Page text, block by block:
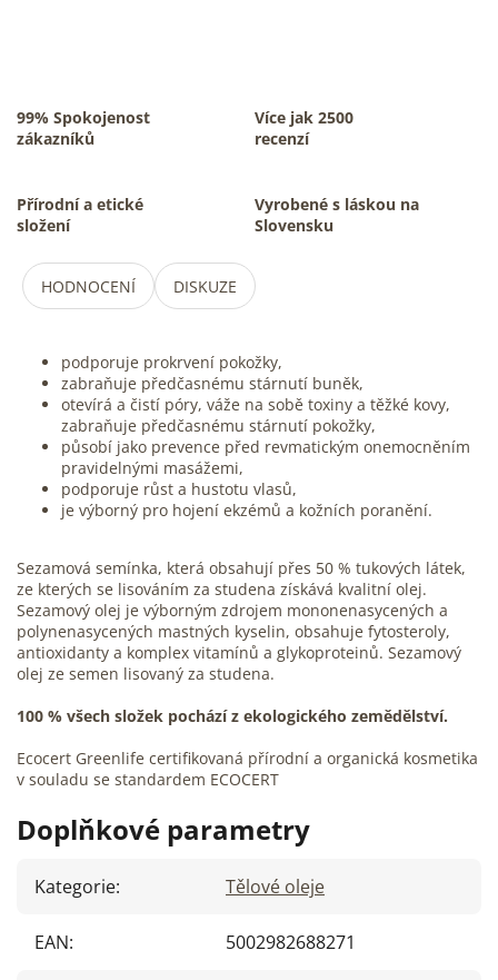
99% Spokojenost
zákazníků
Více jak 2500
recenzí
Přírodní a etické
složení
Vyrobené s láskou na
Slovensku
HODNOCENÍ DISKUZE
podporuje prokrvení pokožky,
zabraňuje předčasnému stárnutí buněk,
otevírá a čistí póry, váže na sobě toxiny a těžké kovy,
zabraňuje předčasnému stárnutí pokožky,
působí jako prevence před revmatickým onemocněním
pravidelnými masážemi,
podporuje růst a hustotu vlasů,
je výborný pro hojení ekzémů a kožních poranění.
Sezamová semínka, která obsahují přes 50 % tukových látek,
ze kterých se lisováním za studena získává kvalitní olej.
Sezamový olej je výborným zdrojem mononenasycených a
polynenasycených mastných kyselin, obsahuje fytosteroly,
antioxidanty a komplex vitamínů a glykoproteinů. Sezamový
olej ze semen lisovaný za studena.
100 % všech složek pochází z ekologického zemědělství.
Ecocert Greenlife certifikovaná přírodní a organická kosmetika
v souladu se standardem ECOCERT
Doplňkové parametry
Kategorie: Tělové oleje
EAN: 5002982688271